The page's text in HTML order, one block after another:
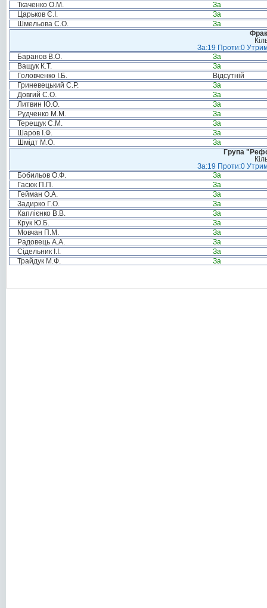
Ткаченко О.М.
За
Царьков Є.І.
За
Шмельова С.О.
За
За:19 Проти:0
Баранов В.О.
За
Ващук К.Т.
За
Головченко І.Б.
Відсутній
Гриневецький С.Р.
За
Довгий С.О.
За
Литвин Ю.О.
За
Рудченко М.М.
За
Терещук С.М.
За
Шаров І.Ф.
За
Шмідт М.О.
За
Група
За:19 Проти:0
Бобильов О.Ф.
За
Гасюк П.П.
За
Гейман О.А.
За
Задирко Г.О.
За
Каплієнко В.В.
За
Крук Ю.Б.
За
Мовчан П.М.
За
Радовець А.А.
За
Сідельник І.І.
За
Трайдук М.Ф.
За